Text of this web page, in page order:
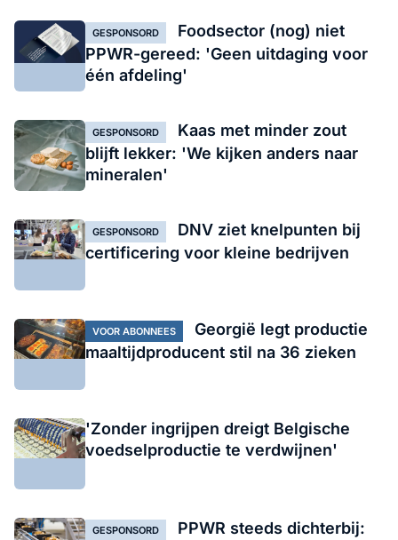
GESPONSORD
Foodsector (nog) niet
PPWR-gereed: 'Geen uitdaging voor
één afdeling'
GESPONSORD
Kaas met minder zout
blijft lekker: 'We kijken anders naar
mineralen'
GESPONSORD
DNV ziet knelpunten bij
certificering voor kleine bedrijven
VOOR ABONNEES
Georgië legt productie
maaltijdproducent stil na 36 zieken
'Zonder ingrijpen dreigt Belgische
voedselproductie te verdwijnen'
GESPONSORD
PPWR steeds dichterbij: